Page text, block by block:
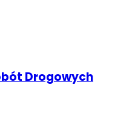
Drogowych